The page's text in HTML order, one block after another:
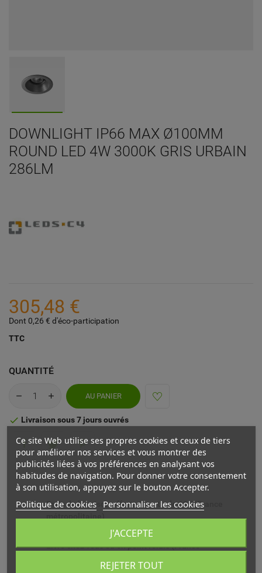
DOWNLIGHT IP66 MAX Ø100MM
ROUND LED 4W 3000K GRIS URBAIN
286LM
305,48 €
Dont 0,26 € d'éco-participation
TTC
QUANTITÉ
AU PANIER
 Livraison sous 7 jours ouvrés
Frais de livraison offerts à partir de 69€ (France
métropolitaine)
Livré chez vous ou en point relais (France
Ce site Web utilise ses propres cookies et ceux de tiers
pour améliorer nos services et vous montrer des
publicités liées à vos préférences en analysant vos
habitudes de navigation. Pour donner votre consentement
à son utilisation, appuyez sur le bouton Accepter.
Politique de cookies Personnaliser les cookies
REJETER TOUT
J'ACCEPTE